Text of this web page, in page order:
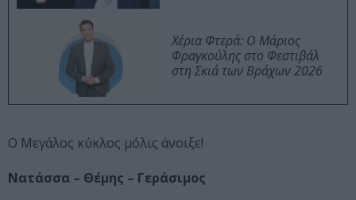
Χέρια Φτερά: Ο Μάριος
Φραγκούλης στο Φεστιβάλ
στη Σκιά των Βράχων 2026
Ο Μεγάλος κύκλος μόλις άνοιξε!
Νατάσσα – Θέμης – Γεράσιμος